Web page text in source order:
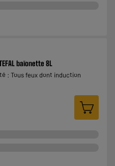
baïonette 8L
: Tous feux dont induction